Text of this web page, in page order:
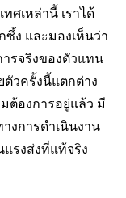
ศเหล่านี้ เราได้
ซึ้ง และมองเห็นว่า
รจริงของตัวแทน
วครั้งนี้แตกต่าง
ต้องการอยู่แล้ว มี
งการดำเนินงาน
แรงส่งที่แท้จริง